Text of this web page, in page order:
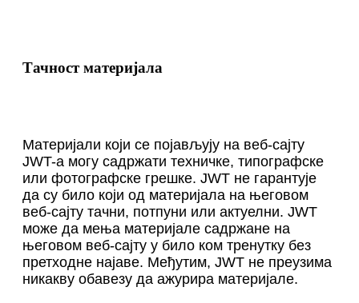
Тачност материјала
Материјали који се појављују на веб-сајту
JWT-а могу садржати техничке, типографске
или фотографске грешке. JWT не гарантује
да су било који од материјала на његовом
веб-сајту тачни, потпуни или актуелни. JWT
може да мења материјале садржане на
његовом веб-сајту у било ком тренутку без
претходне најаве. Међутим, JWT не преузима
никакву обавезу да ажурира материјале.